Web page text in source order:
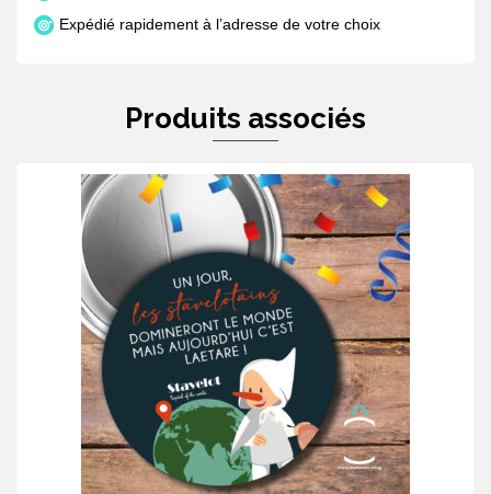
Expédié rapidement à l’adresse de votre choix
Produits associés